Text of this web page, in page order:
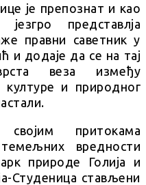
је препознат и као
представлја
правни саветник у
и додаје да се на тај
веза између
културе и природног
притокама
вредности
природе Голија и
Студеница стављени